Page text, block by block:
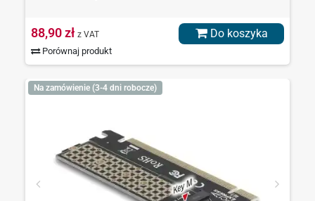
88,90 zł z VAT
Porównaj produkt
Do koszyka
Na zamówienie (3-4 dni robocze)